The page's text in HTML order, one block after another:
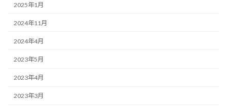
2025年1月
2024年11月
2024年4月
2023年5月
2023年4月
2023年3月